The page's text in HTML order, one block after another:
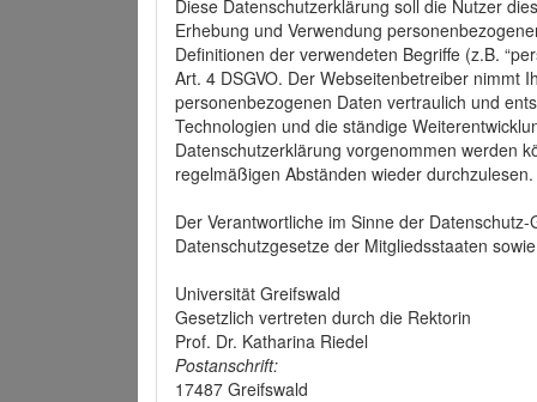
Diese Datenschutzerklärung soll die Nutzer
Erhebung und Verwendung
Definitionen der verwendeten Begriffe (z.B.
Art. 4 DSGVO. Der Webseitenbetreiber nimmt
personenbezogenen Daten vertraulich und
Technologien und die ständige
Datenschutzerklärung vorgenommen werden
regelmäßigen Abständen wieder durchzulesen.
Der Verantwortliche im Sinne der
Datenschutzgesetze der Mitgliedsstaaten
Universität Greifswald
Gesetzlich vertreten durch die Rektorin
Prof. Dr. Katharina Riedel
Postanschrift:
17487 Greifswald